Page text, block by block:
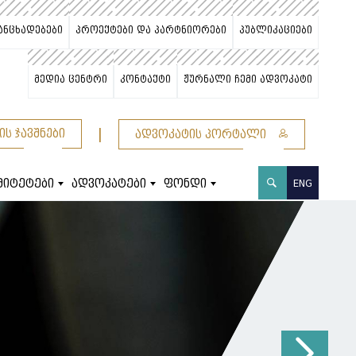
პროექტები და პარტნიორები პუბლიკაციები
მედია ცენტრი კონტაქტი ჟურნალი ჩემი ადვოკატი
ჯავშნები ადვოკატის პორტალი
ადვოკატები ფონდი ENG